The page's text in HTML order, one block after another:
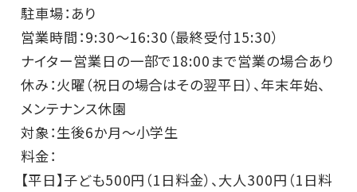
駐車場：あり
営業時間：9:30～16:30（最終受付15:30）
ナイター営業日の一部で18:00まで営業の場合あり
休み：火曜（祝日の場合はその翌平日）、年末年始、
メンテナンス休園
対象：生後6か月～小学生
料金：
【平日】子ども500円（1日料金）、大人300円（1日料